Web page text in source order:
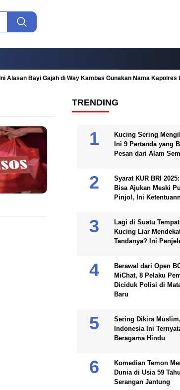
Ini Alasan Bayi Gajah di Way Kambas Gunakan Nama Kapolres
TRENDING
Kucing Sering
Ini 9 Pertanda yang
Pesan dari Alam
Syarat KUR BRI
Bisa Ajukan Meski
Pinjol, Ini
Lagi di Suatu
Kucing Liar
Tandanya? Ini
Berawal dari Open
MiChat, 8 Pelaku
Diciduk Polisi di
Baru
Sering Dikira
Indonesia Ini
Beragama Hindu
Komedian Temon
Dunia di Usia 59
Serangan Jantung